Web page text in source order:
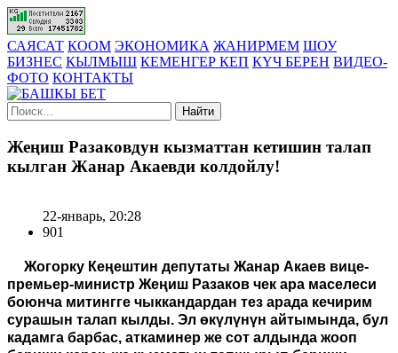
САЯСАТ КООМ ЭКОНОМИКА ЖАНИРМЕМ ШОУ
БИЗНЕС КЫЛМЫШ КЕМЕНГЕР КЕП КҮЧ БЕРЕН ВИДЕО-
ФОТО КОНТАКТЫ
Найти
Жеңиш Разаковдун кызматтан кетишин талап
кылган Жанар Акаевди колдойлу!
22-январь, 20:28
901
Жогорку Кеңештин депутаты Жанар Акаев вице-
премьер-министр Жеңиш Разаков чек ара маселеси
боюнча митингге чыккандардан тез арада кечирим
сурашын талап кылды. Эл өкүлүнүн айтымында, бул
кадамга барбас, аткаминер же сот алдында жооп